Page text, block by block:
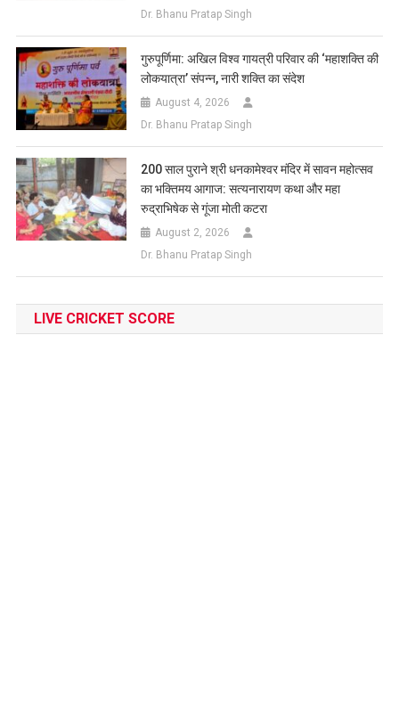
Dr. Bhanu Pratap Singh
गुरुपूर्णिमा: अखिल विश्व गायत्री परिवार की ‘महाशक्ति की
लोकयात्रा’ संपन्न, नारी शक्ति का संदेश
August 4, 2026
Dr. Bhanu Pratap Singh
200 साल पुराने श्री धनकामेश्वर मंदिर में सावन महोत्सव
का भक्तिमय आगाज: सत्यनारायण कथा और महा
रुद्राभिषेक से गूंजा मोती कटरा
August 2, 2026
Dr. Bhanu Pratap Singh
LIVE CRICKET SCORE